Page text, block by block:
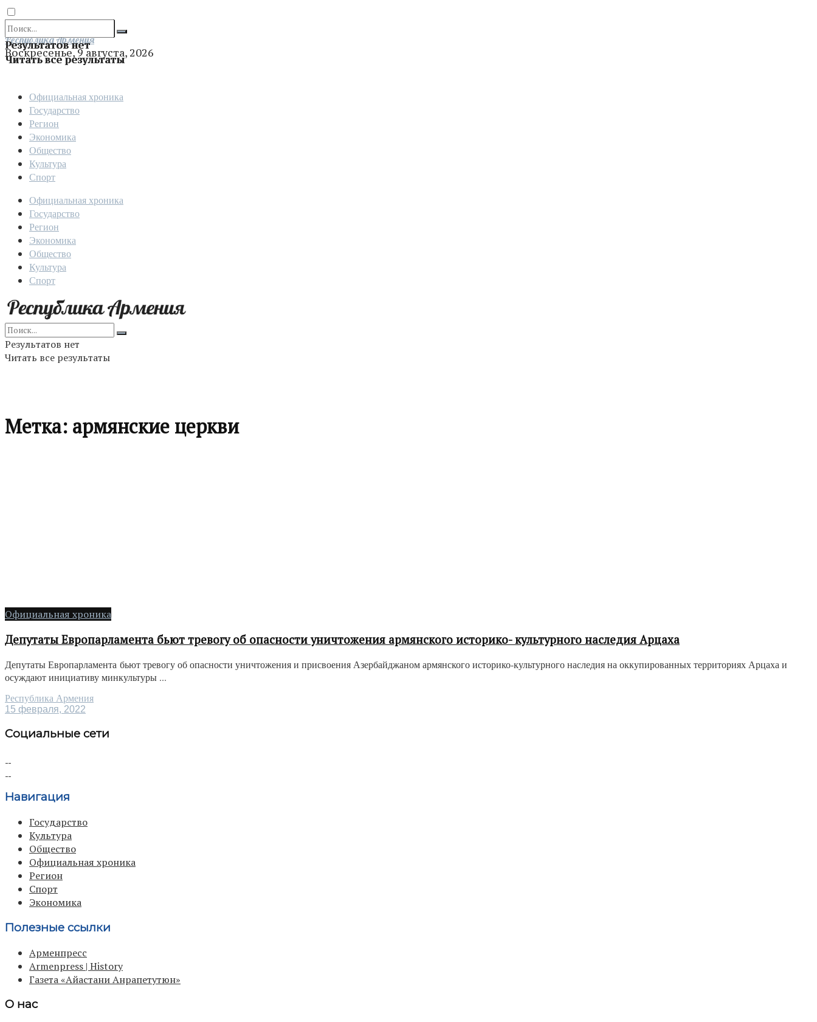
Результатов нет
Читать все результаты
Отправить
Республика Армения
Воскресенье, 9 августа, 2026
Официальная хроника
Государство
Регион
Экономика
Общество
Культура
Спорт
Официальная хроника
Государство
Регион
Экономика
Общество
Культура
Спорт
Результатов нет
Читать все результаты
Метка: армянские церкви
Официальная хроника
Депутаты Европарламента бьют тревогу об опасности уничтожения армянского историко- культурного наследия Арцаха
Депутаты Европарламента бьют тревогу об опасности уничтожения и присвоения Азербайджаном армянского историко-культурного наследия на оккупированных территориях Арцаха и
осуждают инициативу минкультуры ...
Республика Армения
15 февраля, 2022
Социальные сети
Навигация
Государство
Культура
Общество
Официальная хроника
Регион
Спорт
Экономика
Полезные ссылки
Арменпресс
Armenpress | History
Газета «Айастани Анрапетутюн»
О нас